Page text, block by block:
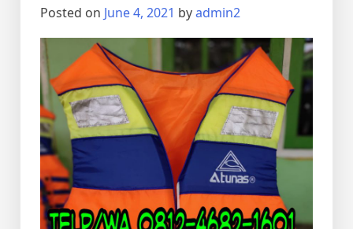
Posted on June 4, 2021 byadmin2